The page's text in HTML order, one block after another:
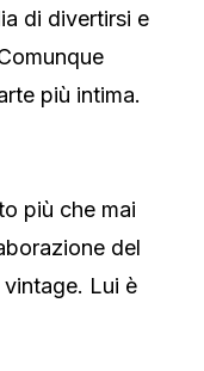
di divertirsi e
più intima.
più che mai
del
vintage. Lui è